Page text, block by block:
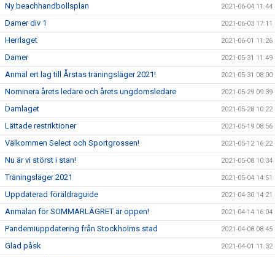
Ny beachhandbollsplan 2021-06-04 11:44
Damer div 1 2021-06-03 17:11
Herrlaget 2021-06-01 11:26
Damer 2021-05-31 11:49
Anmäl ert lag till Årstas träningsläger 2021! 2021-05-31 08:00
Nominera årets ledare och årets ungdomsledare 2021-05-29 09:39
Damlaget 2021-05-28 10:22
Lättade restriktioner 2021-05-19 08:56
Välkommen Select och Sportgrossen! 2021-05-12 16:22
Nu är vi störst i stan! 2021-05-08 10:34
Träningsläger 2021 2021-05-04 14:51
Uppdaterad föräldraguide 2021-04-30 14:21
Anmälan för SOMMARLÄGRET är öppen! 2021-04-14 16:04
Pandemiuppdatering från Stockholms stad 2021-04-08 08:45
Glad påsk 2021-04-01 11:32